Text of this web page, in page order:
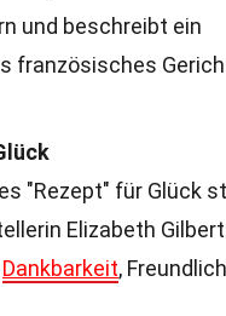
und beschreibt ein
französisches
"Rezept" für Glück
Elizabeth
Dankbarkeit,